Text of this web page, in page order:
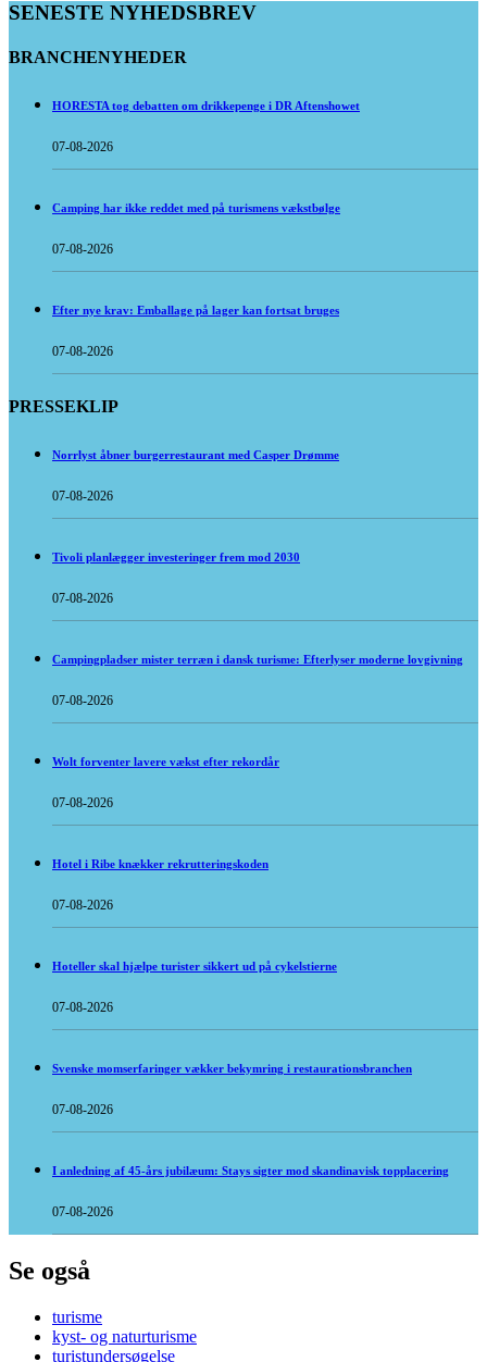
SENESTE NYHEDSBREV
BRANCHENYHEDER
HORESTA tog debatten om drikkepenge i DR Aftenshowet
07-08-2026
Camping har ikke reddet med på turismens vækstbølge
07-08-2026
Efter nye krav: Emballage på lager kan fortsat bruges
07-08-2026
PRESSEKLIP
Norrlyst åbner burgerrestaurant med Casper Drømme
07-08-2026
Tivoli planlægger investeringer frem mod 2030
07-08-2026
Campingpladser mister terræn i dansk turisme: Efterlyser moderne lovgivning
07-08-2026
Wolt forventer lavere vækst efter rekordår
07-08-2026
Hotel i Ribe knækker rekrutteringskoden
07-08-2026
Hoteller skal hjælpe turister sikkert ud på cykelstierne
07-08-2026
Svenske momserfaringer vækker bekymring i restaurationsbranchen
07-08-2026
I anledning af 45-års jubilæum: Stays sigter mod skandinavisk topplacering
07-08-2026
Se også
turisme
kyst- og naturturisme
turistundersøgelse